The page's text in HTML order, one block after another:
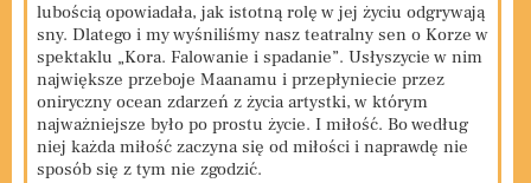
lubością opowiadała, jak istotną rolę w jej życiu odgrywają
sny. Dlatego i my wyśniliśmy nasz teatralny sen o Korze w
spektaklu „Kora. Falowanie i spadanie”. Usłyszycie w nim
największe przeboje Maanamu i przepłyniecie przez
oniryczny ocean zdarzeń z życia artystki, w którym
najważniejsze było po prostu życie. I miłość. Bo według
niej każda miłość zaczyna się od miłości i naprawdę nie
sposób się z tym nie zgodzić.